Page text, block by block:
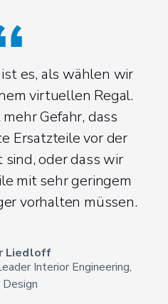
es, als wählen wir
virtuellen Regal.
Gefahr, dass
Ersatzteile vor der
oder dass wir
mit sehr geringem
vorhalten müssen.
Liedloff
Interior Engineering,